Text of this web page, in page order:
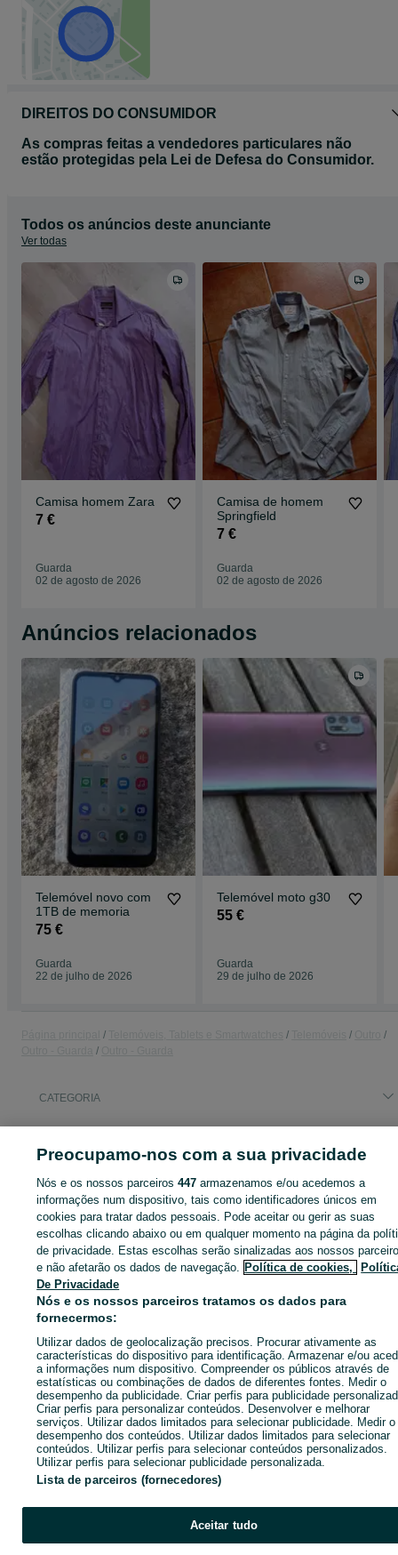
DIREITOS DO CONSUMIDOR
As compras feitas a vendedores particulares não
estão protegidas pela Lei de Defesa do Consumidor.
Todos os anúncios deste anunciante
Ver todas
Camisa homem Zara
7 €
Guarda
02 de agosto de 2026
Camisa de homem
Springfield
7 €
Guarda
02 de agosto de 2026
Anúncios relacionados
Telemóvel novo com
1TB de memoria
75 €
Guarda
22 de julho de 2026
Telemóvel moto g30
55 €
Guarda
29 de julho de 2026
CATEGORIA
Entra na tua conta OLX ou cria uma nova para contactares
anunciante
Entrar ou criar conta
Enviar mensagem
Preocupamo-nos com a sua privacidade
Nós e os nossos parceiros447 armazenamos e/ou acedemos a
informações num dispositivo, tais como identificadores únicos em
cookies para tratar dados pessoais. Pode aceitar ou gerir as suas
escolhas clicando abaixo ou em qualquer momento na página da
de privacidade. Estas escolhas serão sinalizadas aos nossos
e não afetarão os dados de navegação. Política de cookies,
De Privacidade
Nós e os nossos parceiros tratamos os dados para
fornecermos:
Utilizar dados de geolocalização precisos. Procurar ativamente as
características do dispositivo para identificação. Armazenar e/ou
a informações num dispositivo. Compreender os públicos através de
estatísticas ou combinações de dados de diferentes fontes. Medir o
desempenho da publicidade. Criar perfis para publicidade
Criar perfis para personalizar conteúdos. Desenvolver e melhorar
serviços. Utilizar dados limitados para selecionar publicidade. Medir o
desempenho dos conteúdos. Utilizar dados limitados para selecionar
conteúdos. Utilizar perfis para selecionar conteúdos personalizados.
Utilizar perfis para selecionar publicidade personalizada.
Lista de parceiros (fornecedores)
Aceitar tudo